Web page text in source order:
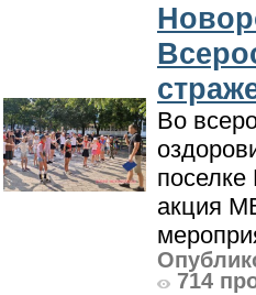
Во
акция
714